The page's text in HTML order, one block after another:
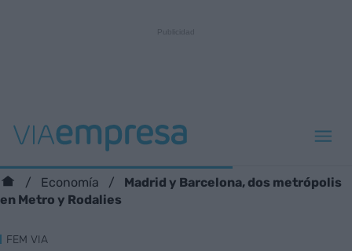
Economía
Madrid y Barcelona, dos metrópolis
en Metro y Rodalies
FEM VIA